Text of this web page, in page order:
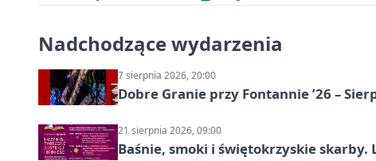
Nadchodzące wydarzenia
7 sierpnia 2026, 20:00
Dobre Granie przy Fontannie ’26 –
21 sierpnia 2026, 09:00
Baśnie, smoki i świętokrzyskie